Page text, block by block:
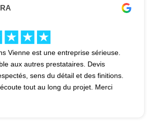
Vienne est une entreprise sérieuse.
aux autres prestataires. Devis
sens du détail et des finitions.
tout au long du projet. Merci